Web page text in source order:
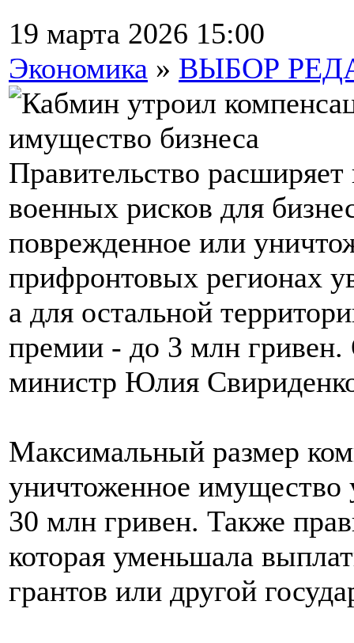
19 марта 2026 15:00
Экономика » ВЫБОР
Правительство
военных рисков для
поврежденное или
прифронтовых регионах
а для остальной
премии - до 3 млн
министр Юлия
Максимальный размер
уничтоженное имущество
30 млн гривен. Также
которая уменьшала
грантов или другой